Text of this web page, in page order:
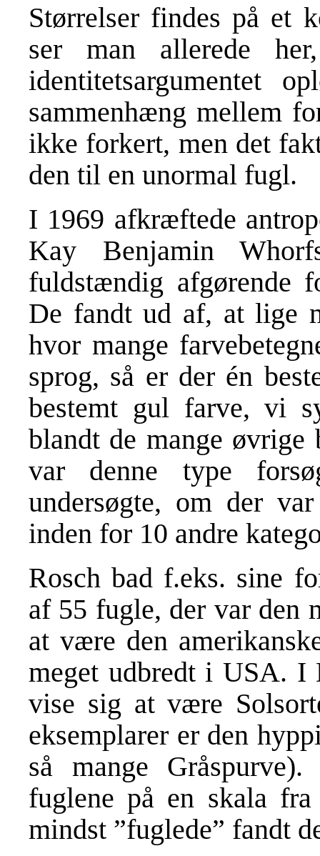
Størrelser findes på et
ser man allerede
identitetsargumentet
sammenhæng mellem
ikke forkert, men det
den til en unormal fugl.
I 1969 afkræftede
Kay Benjamin
fuldstændig afgørende
De fandt ud af, at lige
hvor mange
sprog, så er der én
bestemt gul farve, vi
blandt de mange øvrige
var denne type
undersøgte, om der
inden for 10 andre
Rosch bad f.eks. sine
af 55 fugle, der var den
at være den
meget udbredt i USA. I
vise sig at være
eksemplarer er den
så mange Gråspurve).
fuglene på en skala
mindst ”fuglede” fandt